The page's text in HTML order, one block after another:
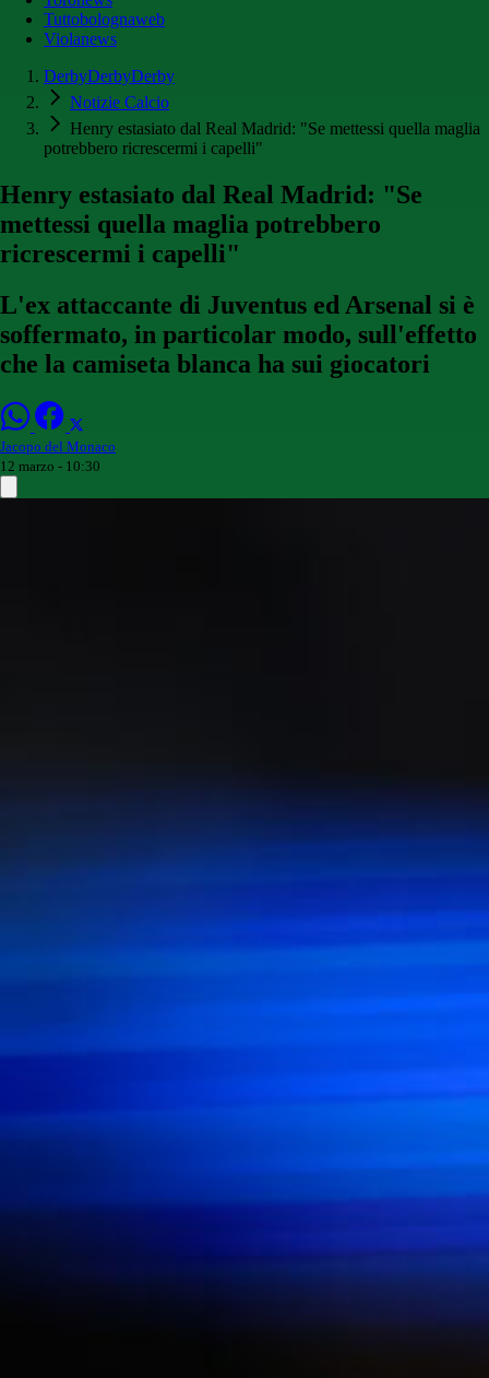
Tuttobolognaweb
Violanews
DerbyDerbyDerby
Notizie Calcio
Henry estasiato dal Real Madrid: "Se mettessi quella maglia
potrebbero ricrescermi i capelli"
Henry estasiato dal Real Madrid: "Se
mettessi quella maglia potrebbero
ricrescermi i capelli"
L'ex attaccante di Juventus ed Arsenal si è
soffermato, in particolar modo, sull'effetto
che la camiseta blanca ha sui giocatori
Jacopo del Monaco
12 marzo - 10:30